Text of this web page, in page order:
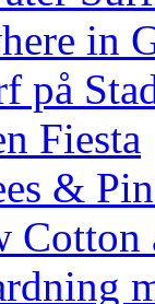
in
på
Fiesta
&
Cotton